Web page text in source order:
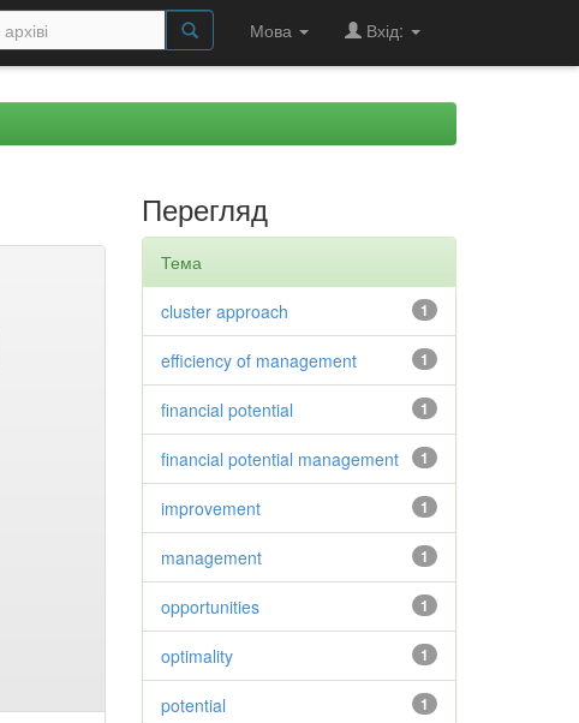
Мова Вхід:
Перегляд
Тема
1
cluster approach
1
efficiency of management
1
financial potential
1
financial potential management
1
improvement
1
management
1
opportunities
1
optimality
1
potential